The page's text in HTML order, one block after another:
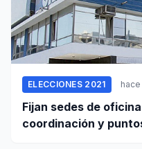
ELECCIONES 2021
Fijan sedes de
coordinación y